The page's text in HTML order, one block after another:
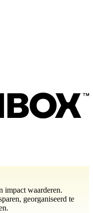
impact waarderen.
georganiseerd te